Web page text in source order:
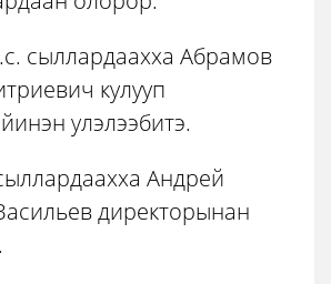
сыллардаахха Абрамов
кулууп
улэлээбитэ.
Андрей
директорынан